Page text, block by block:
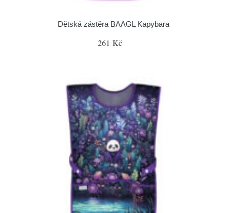
Dětská zástěra BAAGL Kapybara
261 Kč